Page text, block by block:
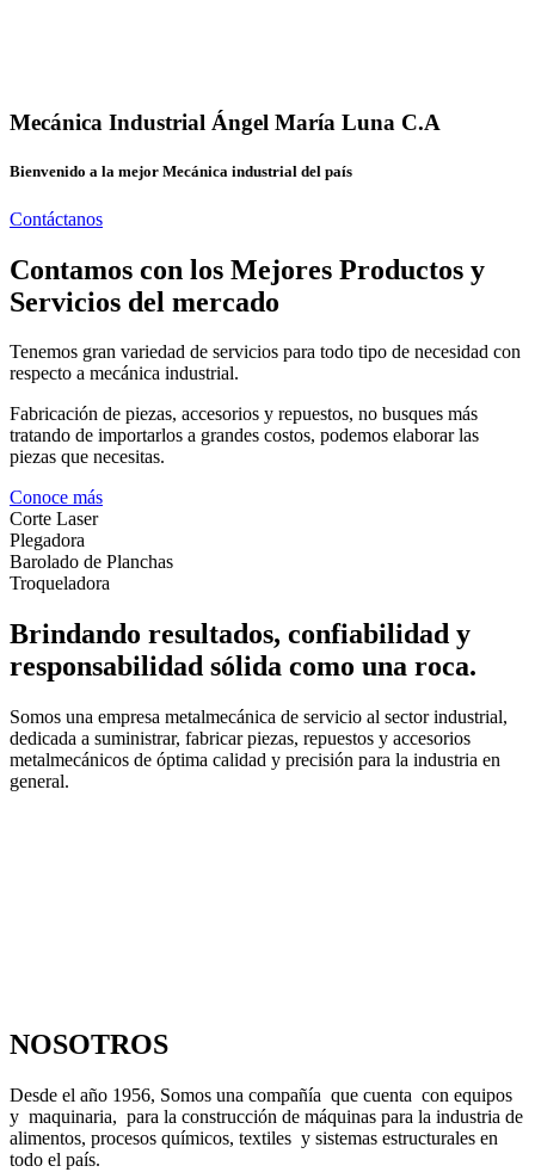
Mecánica Industrial Ángel María Luna C.A
Bienvenido a la mejor Mecánica industrial del país
Contáctanos
Contamos con los Mejores Productos y
Servicios del mercado
Tenemos gran variedad de servicios para todo tipo de necesidad con
respecto a mecánica industrial.
Fabricación de piezas, accesorios y repuestos, no busques más
tratando de importarlos a grandes costos, podemos elaborar las
piezas que necesitas.
Conoce más
Corte Laser
Plegadora
Barolado de Planchas
Troqueladora
Brindando resultados, confiabilidad y
responsabilidad sólida como una roca.
Somos una empresa metalmecánica de servicio al sector industrial,
dedicada a suministrar, fabricar piezas, repuestos y accesorios
metalmecánicos de óptima calidad y precisión para la industria en
general.
NOSOTROS
Desde el año 1956, Somos una compañía que cuenta con equipos
y maquinaria, para la construcción de máquinas para la industria de
alimentos, procesos químicos, textiles y sistemas estructurales en
todo el país.